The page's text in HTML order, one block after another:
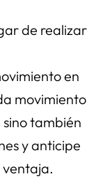
de realizar
en
movimiento
también
y anticipe
ventaja.